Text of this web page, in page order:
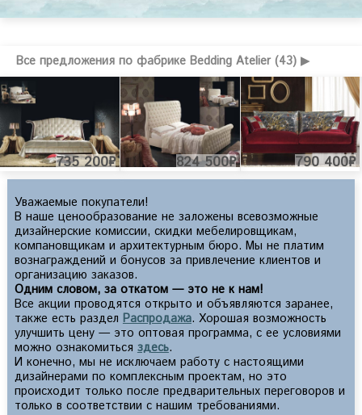
Все предложения по фабрике Bedding Atelier (43) ▶
735 200₽ 824 500₽ 790 400₽
Уважаемые покупатели!
В наше ценообразование не заложены всевозможные
дизайнерские комиссии, скидки мебелировщикам,
компановщикам и архитектурным бюро. Мы не платим
вознаграждений и бонусов за привлечение клиентов и
организацию заказов.
Одним словом, за откатом — это не к нам!
Все акции проводятся открыто и объявляются заранее,
также есть раздел Распродажа. Хорошая возможность
улучшить цену — это оптовая программа, с ее условиями
можно ознакомиться здесь.
И конечно, мы не исключаем работу с настоящими
дизайнерами по комплексным проектам, но это
происходит только после предварительных переговоров и
только в соответствии с нашим требованиями.